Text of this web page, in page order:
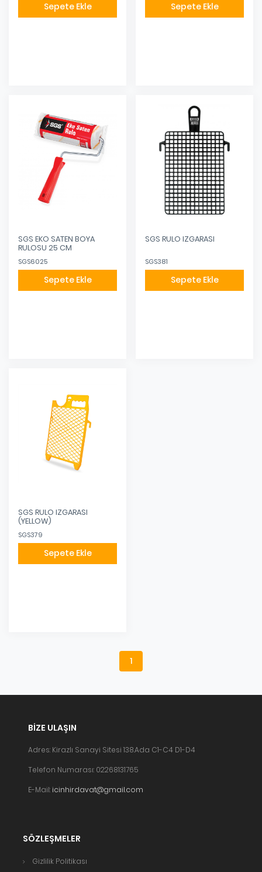
Sepete Ekle Sepete Ekle
SGS EKO SATEN BOYA
RULOSU 25 CM
SGS6025
Sepete Ekle
SGS RULO IZGARASI
SGS381
Sepete Ekle
SGS RULO IZGARASI
(YELLOW)
SGS379
Sepete Ekle
1
BIZE ULAŞIN
Adres: Kirazlı Sanayi Sitesi 138.Ada C1-C4 D1-D4
Telefon Numarası: 02268131765
E-Mail: icinhirdavat@gmail.com
SÖZLEŞMELER
Gizlilik Politikası